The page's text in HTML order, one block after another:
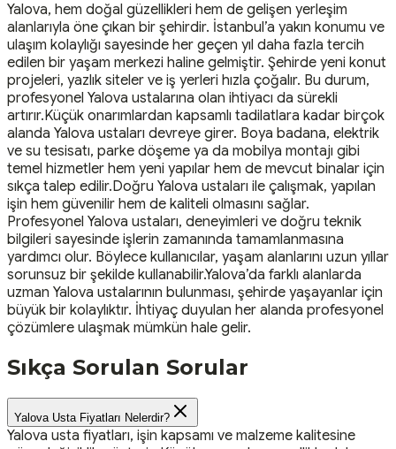
Yalova, hem doğal güzellikleri hem de gelişen yerleşim
alanlarıyla öne çıkan bir şehirdir. İstanbul’a yakın konumu ve
ulaşım kolaylığı sayesinde her geçen yıl daha fazla tercih
edilen bir yaşam merkezi haline gelmiştir. Şehirde yeni konut
projeleri, yazlık siteler ve iş yerleri hızla çoğalır. Bu durum,
profesyonel Yalova ustalarına olan ihtiyacı da sürekli
artırır.Küçük onarımlardan kapsamlı tadilatlara kadar birçok
alanda Yalova ustaları devreye girer. Boya badana, elektrik
ve su tesisatı, parke döşeme ya da mobilya montajı gibi
temel hizmetler hem yeni yapılar hem de mevcut binalar için
sıkça talep edilir.Doğru Yalova ustaları ile çalışmak, yapılan
işin hem güvenilir hem de kaliteli olmasını sağlar.
Profesyonel Yalova ustaları, deneyimleri ve doğru teknik
bilgileri sayesinde işlerin zamanında tamamlanmasına
yardımcı olur. Böylece kullanıcılar, yaşam alanlarını uzun yıllar
sorunsuz bir şekilde kullanabilir.Yalova’da farklı alanlarda
uzman Yalova ustalarının bulunması, şehirde yaşayanlar için
büyük bir kolaylıktır. İhtiyaç duyulan her alanda profesyonel
çözümlere ulaşmak mümkün hale gelir.
Sıkça Sorulan Sorular
Yalova Usta Fiyatları Nelerdir?
Yalova usta fiyatları, işin kapsamı ve malzeme kalitesine